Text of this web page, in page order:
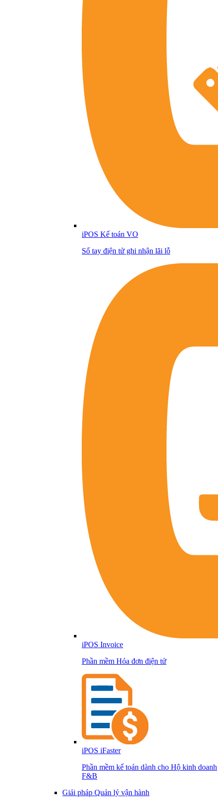
iPOS Kế toán VO
Sổ tay điện tử ghi nhận lãi lỗ
iPOS Invoice
Phần mềm Hóa đơn điện tử
iPOS iFaster
Phần mềm kế toán dành cho Hộ kinh doanh
F&B
Giải pháp Quản lý vận hành